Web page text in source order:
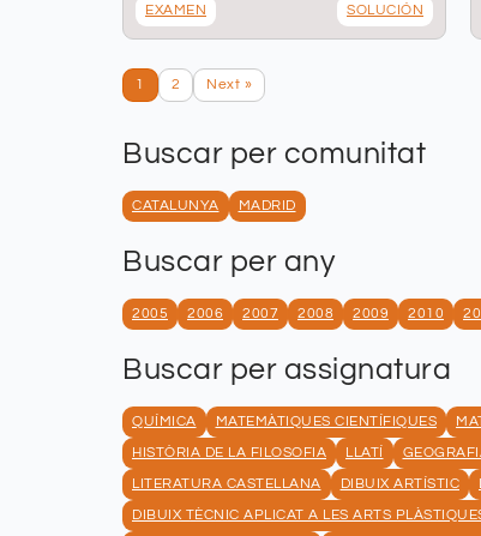
EXAMEN SOLUCIÓN
1 2 Next »
Buscar per comunitat
CATALUNYA MADRID
Buscar per any
2005 2006 2007 2008 2009 2010
Buscar per assignatura
QUÍMICA MATEMÀTIQUES CIENTÍFIQUES
HISTÒRIA DE LA FILOSOFIA
LLATÍ
LITERATURA CASTELLANA
DIBUIX ARTÍSTIC
DIBUIX TÈCNIC APLICAT A LES ARTS